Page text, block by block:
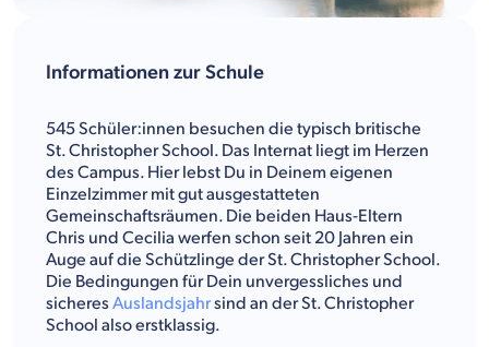
Informationen zur Schule
545 Schüler:innen besuchen die typisch britische
St. Christopher School. Das Internat liegt im Herzen
des Campus. Hier lebst Du in Deinem eigenen
Einzelzimmer mit gut ausgestatteten
Gemeinschaftsräumen. Die beiden Haus-Eltern
Chris und Cecilia werfen schon seit 20 Jahren ein
Auge auf die Schützlinge der St. Christopher School.
Die Bedingungen für Dein unvergessliches und
sicheres Auslandsjahrsind an der St. Christopher
School also erstklassig.